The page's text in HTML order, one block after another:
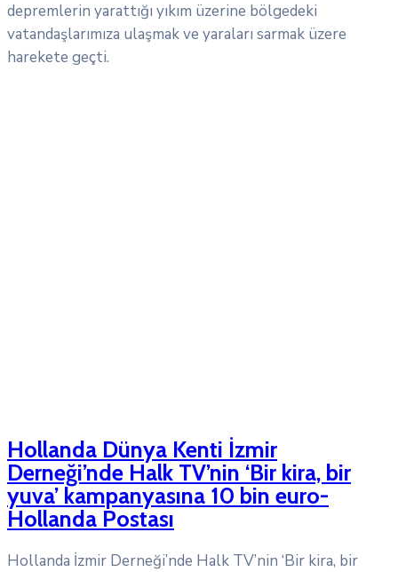
depremlerin yarattığı yıkım üzerine bölgedeki
vatandaşlarımıza ulaşmak ve yaraları sarmak üzere
harekete geçti.
Hollanda Dünya Kenti İzmir
Derneği’nde Halk TV’nin ‘Bir kira, bir
yuva’ kampanyasına 10 bin euro-
Hollanda Postası
Hollanda İzmir Derneği’nde Halk TV’nin ‘Bir kira, bir